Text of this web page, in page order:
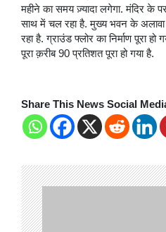
महीने का समय ज़्यादा लगेगा. मंदिर के
साथ में चल रहा है. मुख्य भवन के अलावा
रहा है. ग्राउंड फ्लोर का निर्माण पूरा
पूरा क़रीब 90 प्रतिशत पूरा हो गया है.
Share This News Social